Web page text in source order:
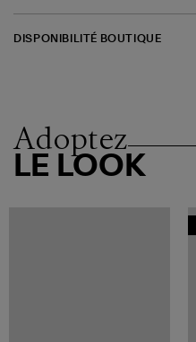
DISPONIBILITÉ BOUTIQUE
Adoptez
LE LOOK